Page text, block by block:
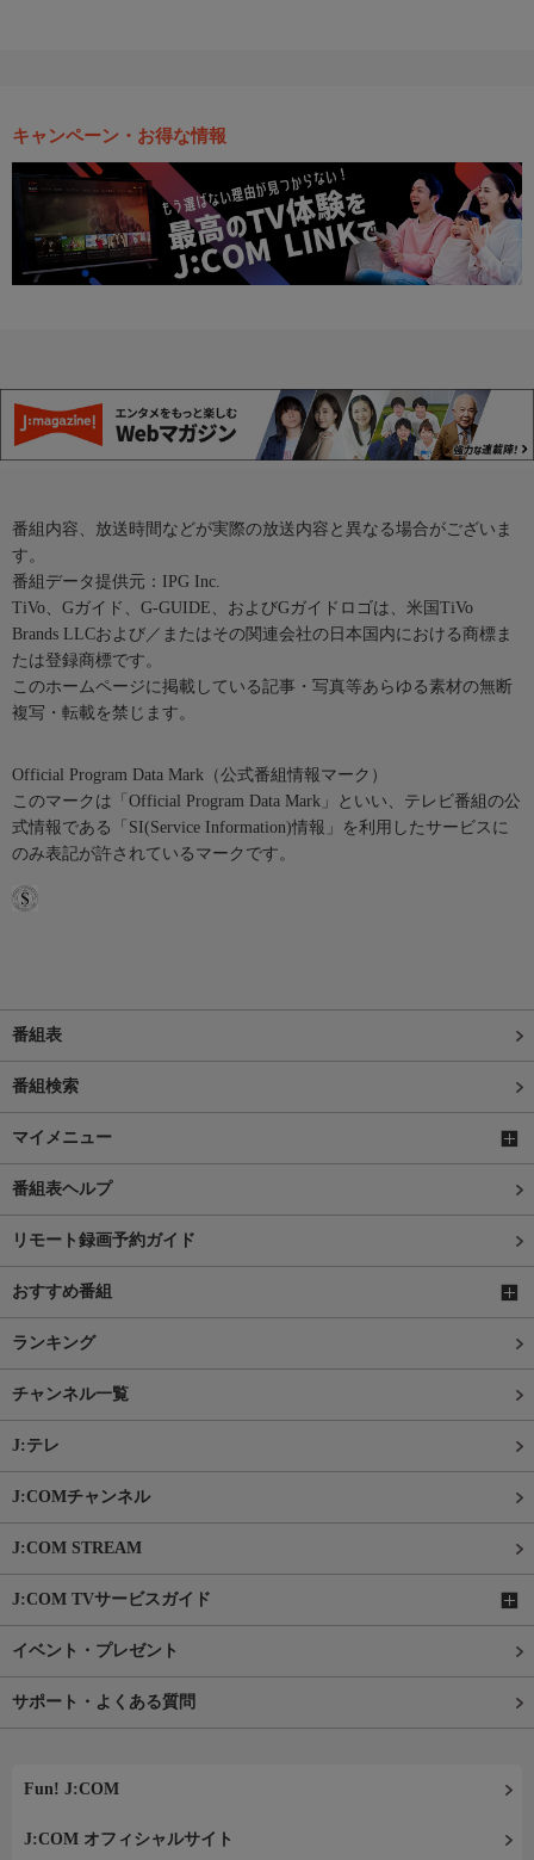
キャンペーン・お得な情報
番組内容、放送時間などが実際の放送内容と異なる場合がございま
す。
番組データ提供元：IPG Inc.
TiVo、Gガイド、G-GUIDE、およびGガイドロゴは、米国TiVo
Brands LLCおよび／またはその関連会社の日本国内における商標ま
たは登録商標です。
このホームページに掲載している記事・写真等あらゆる素材の無断
複写・転載を禁じます。
Official Program Data Mark（公式番組情報マーク）
このマークは「Official Program Data Mark」といい、テレビ番組の公
式情報である「SI(Service Information)情報」を利用したサービスに
のみ表記が許されているマークです。
番組表
番組検索
マイメニュー
番組表ヘルプ
リモート録画予約ガイド
おすすめ番組
ランキング
チャンネル一覧
J:テレ
J:COMチャンネル
J:COM STREAM
J:COM TVサービスガイド
イベント・プレゼント
サポート・よくある質問
Fun! J:COM
J:COM オフィシャルサイト